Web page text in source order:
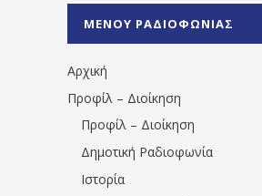
1531194763766854/"
ΜΕΝΟΥ ΡΑΔΙΟΦΩΝΙΑΣ
Αρχική
Προφίλ – Διοίκηση
Προφίλ – Διοίκηση
Δημοτική Ραδιοφωνία
Ιστορία